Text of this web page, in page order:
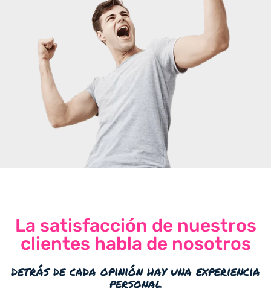
La satisfacción de nuestros
clientes habla de nosotros
detrás de cada opinión hay una experiencia
personal